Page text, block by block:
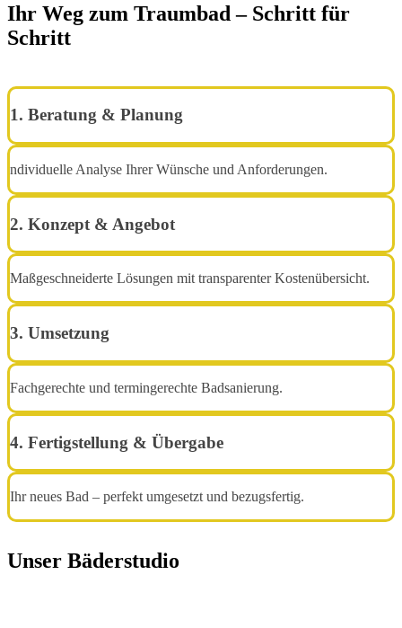
Ihr Weg zum Traumbad – Schritt für
Schritt
1. Beratung & Planung
ndividuelle Analyse Ihrer Wünsche und Anforderungen.
2. Konzept & Angebot
Maßgeschneiderte Lösungen mit transparenter Kostenübersicht.
3. Umsetzung
Fachgerechte und termingerechte Badsanierung.
4. Fertigstellung & Übergabe
Ihr neues Bad – perfekt umgesetzt und bezugsfertig.
Unser Bäderstudio